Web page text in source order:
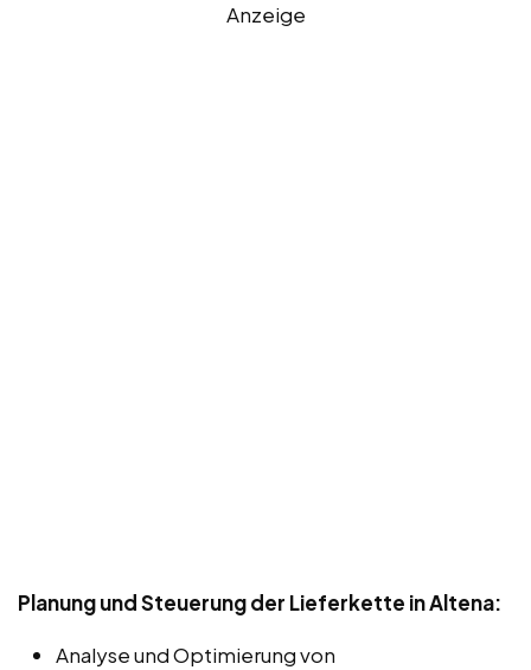
Anzeige
Planung und Steuerung der Lieferkette in Altena:
Analyse und Optimierung von